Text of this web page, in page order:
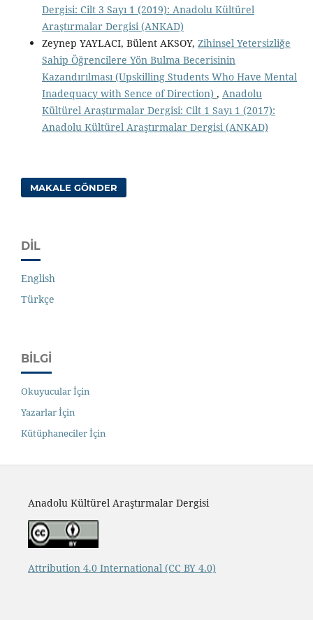
Dergisi: Cilt 3 Sayı 1 (2019): Anadolu Kültürel
Araştırmalar Dergisi (ANKAD)
Zeynep YAYLACI, Bülent AKSOY, Zihinsel Yetersizliğe
Sahip Öğrencilere Yön Bulma Becerisinin
Kazandırılması (Upskilling Students Who Have Mental
Inadequacy with Sence of Direction) , Anadolu
Kültürel Araştırmalar Dergisi: Cilt 1 Sayı 1 (2017):
Anadolu Kültürel Araştırmalar Dergisi (ANKAD)
MAKALE GÖNDER
DIL
English
Türkçe
BILGI
Okuyucular İçin
Yazarlar İçin
Kütüphaneciler İçin
Anadolu Kültürel Araştırmalar Dergisi
Attribution 4.0 International (CC BY 4.0)